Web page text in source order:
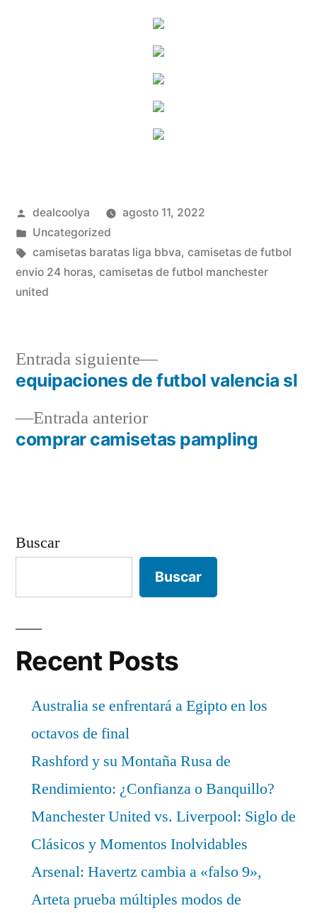
Publicado
por
dealcoolya
agosto 11, 2022
Publicado
en
Uncategorized
Etiquetas:
camisetas baratas liga bbva, camisetas de futbol
envio 24 horas, camisetas de futbol manchester
united
Navegación
de
entradas
Entrada anteriorEntrada
anterior:
comprar camisetas pampling
Entrada siguiente
Entrada
siguiente:
equipaciones de futbol valencia sl
Buscar
Buscar
Recent Posts
Australia se enfrentará a Egipto en los
octavos de final
Rashford y su Montaña Rusa de
Rendimiento: ¿Confianza o Banquillo?
Manchester United vs. Liverpool: Siglo de
Clásicos y Momentos Inolvidables
Arsenal: Havertz cambia a «falso 9»,
Arteta prueba múltiples modos de